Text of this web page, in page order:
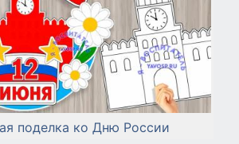
поделка ко Дню России